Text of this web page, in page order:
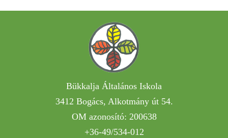
Bükkalja Általános Iskola
3412 Bogács, Alkotmány út 54.
OM azonosító: 200638
+36-49/534-012